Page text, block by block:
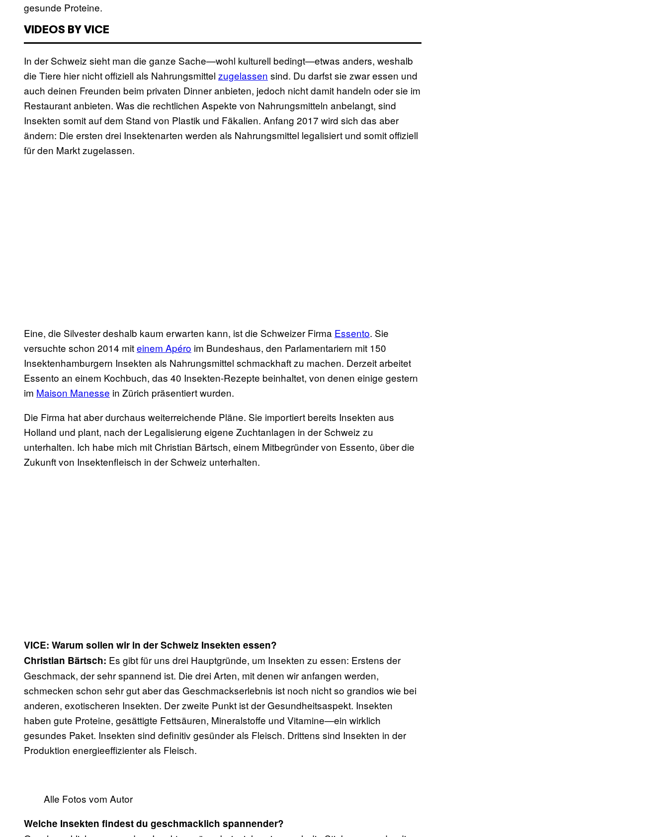
gesunde Proteine.
VIDEOS BY VICE
In der Schweiz sieht man die ganze Sache—wohl kulturell bedingt—etwas anders, weshalb
die Tiere hier nicht offiziell als Nahrungsmittel zugelassen sind. Du darfst sie zwar essen und
auch deinen Freunden beim privaten Dinner anbieten, jedoch nicht damit handeln oder sie im
Restaurant anbieten. Was die rechtlichen Aspekte von Nahrungsmitteln anbelangt, sind
Insekten somit auf dem Stand von Plastik und Fäkalien. Anfang 2017 wird sich das aber
ändern: Die ersten drei Insektenarten werden als Nahrungsmittel legalisiert und somit offiziell
für den Markt zugelassen.
Eine, die Silvester deshalb kaum erwarten kann, ist die Schweizer Firma Essento. Sie
versuchte schon 2014 miteinem Apéro im Bundeshaus, den Parlamentariern mit 150
Insektenhamburgern Insekten als Nahrungsmittel schmackhaft zu machen. Derzeit arbeitet
Essento an einem Kochbuch, das 40 Insekten-Rezepte beinhaltet, von denen einige gestern
im Maison Manesse in Zürich präsentiert wurden.
Die Firma hat aber durchaus weiterreichende Pläne. Sie importiert bereits Insekten aus
Holland und plant, nach der Legalisierung eigene Zuchtanlagen in der Schweiz zu
unterhalten. Ich habe mich mit Christian Bärtsch, einem Mitbegründer von Essento, über die
Zukunft von Insektenfleisch in der Schweiz unterhalten.
VICE: Warum sollen wir in der Schweiz Insekten essen?
Christian Bärtsch: Es gibt für uns drei Hauptgründe, um Insekten zu essen: Erstens der
Geschmack, der sehr spannend ist. Die drei Arten, mit denen wir anfangen werden,
schmecken schon sehr gut aber das Geschmackserlebnis ist noch nicht so grandios wie bei
anderen, exotischeren Insekten. Der zweite Punkt ist der Gesundheitsaspekt. Insekten
haben gute Proteine, gesättigte Fettsäuren, Mineralstoffe und Vitamine—ein wirklich
gesundes Paket. Insekten sind definitiv gesünder als Fleisch. Drittens sind Insekten in der
Produktion energieeffizienter als Fleisch.
Alle Fotos vom Autor
Welche Insekten findest du geschmacklich spannender?